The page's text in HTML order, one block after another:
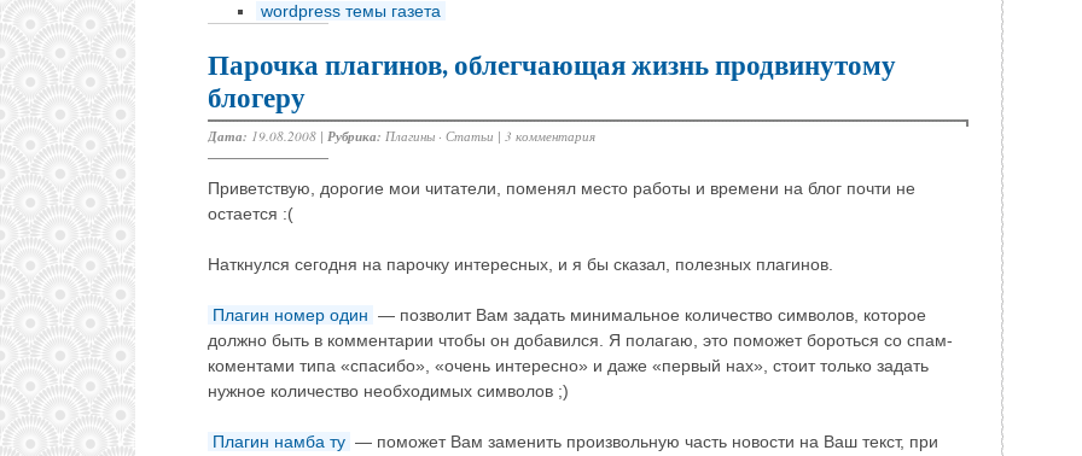
wordpress темы газета
Парочка плагинов, облегчающая жизнь продвинутому
блогеру
Дата: 19.08.2008 | Рубрика: Плагины · Статьи | 3 комментария
Приветствую, дорогие мои читатели, поменял место работы и времени на блог почти не
остается :(
Наткнулся сегодня на парочку интересных, и я бы сказал, полезных плагинов.
Плагин номер один — позволит Вам задать минимальное количество символов, которое
должно быть в комментарии чтобы он добавился. Я полагаю, это поможет бороться со спам-
коментами типа «спасибо», «очень интересно» и даже «первый нах», стоит только задать
нужное количество необходимых символов ;)
Плагин намба ту — поможет Вам заменить произвольную часть новости на Ваш текст, при